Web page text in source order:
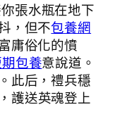
張水瓶在地下
，但不包養網
庸俗化的憤
包養意說道。
此后，禮兵穩
護送英魂登上